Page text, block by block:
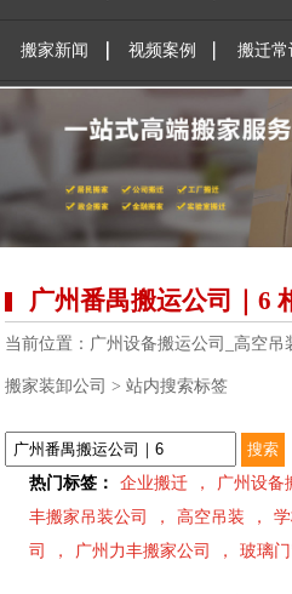
搬家新闻 视频案例 搬迁常
广州番禺搬运公司｜6
当前位置： 广州设备搬运公司_高空
搬家装卸公司 > 站内搜索标签
热门标签： 企业搬迁 ， 广州设备
丰搬家吊装公司
， 高空吊装 ，
司
， 广州力丰搬家公司 ， 玻璃